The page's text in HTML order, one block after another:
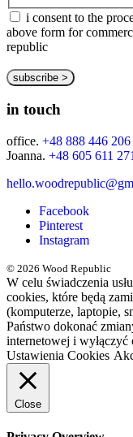
i consent to the
above form for
republic
in touch
office. +48 888 446 206
Joanna. +48 605 611 271
Facebook
Pinterest
Instagram
© 2026 Wood Republic
W celu świadczenia
cookies, które będą
(komputerze, laptopie,
Państwo dokonać
internetowej i
Ustawienia Cookies
Close